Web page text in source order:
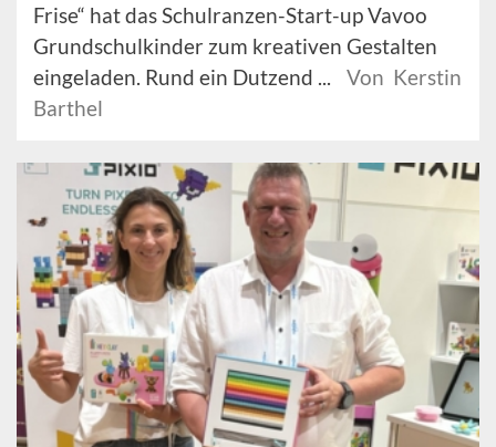
Frise“ hat das Schulranzen-Start-up Vavoo
Grundschulkinder zum kreativen Gestalten
eingeladen. Rund ein Dutzend ...
Von Kerstin
Barthel